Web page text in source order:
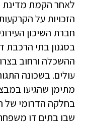
לאחר הקמת מדינת
הזכויות על
חברת השיכון
בסגנון בתי הרכבת
ההשכלה ורחוב
עולים. בשכונה
מתימן שהגיעו
בחלקה הדרומי של
שבו בתים דו